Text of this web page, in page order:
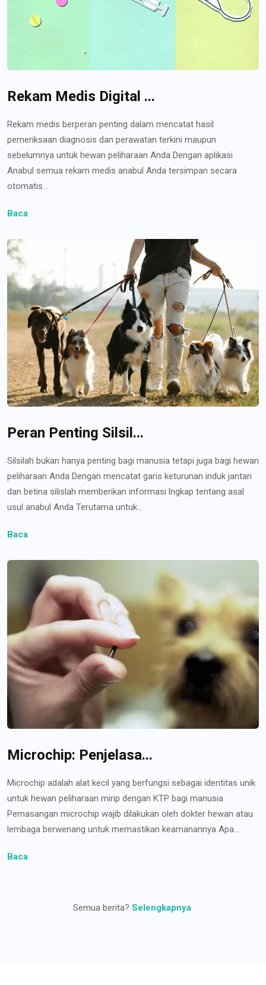
Rekam Medis Digital ...
Rekam medis berperan penting dalam mencatat hasil
pemeriksaan diagnosis dan perawatan terkini maupun
sebelumnya untuk hewan peliharaan Anda Dengan aplikasi
Anabul semua rekam medis anabul Anda tersimpan secara
otomatis...
Baca
Peran Penting Silsil...
Silsilah bukan hanya penting bagi manusia tetapi juga bagi hewan
peliharaan Anda Dengan mencatat garis keturunan induk jantan
dan betina silislah memberikan informasi lngkap tentang asal
usul anabul Anda Terutama untuk...
Baca
Microchip: Penjelasa...
Microchip adalah alat kecil yang berfungsi sebagai identitas unik
untuk hewan peliharaan mirip dengan KTP bagi manusia
Pemasangan microchip wajib dilakukan oleh dokter hewan atau
lembaga berwenang untuk memastikan keamanannya Apa...
Baca
Semua berita? Selengkapnya